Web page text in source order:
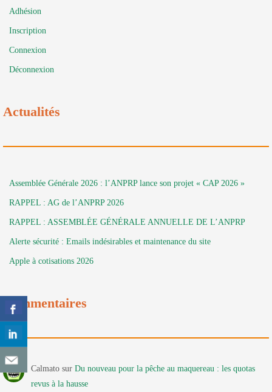
Adhésion
Inscription
Connexion
Déconnexion
Actualités
Assemblée Générale 2026 : l’ANPRP lance son projet « CAP 2026 »
RAPPEL : AG de l’ANPRP 2026
RAPPEL : ASSEMBLÉE GÉNÉRALE ANNUELLE DE L’ANPRP
Alerte sécurité : Emails indésirables et maintenance du site
Apple à cotisations 2026
Commentaires
Calmatosur Du nouveau pour la pêche au maquereau : les quotas
revus à la hausse